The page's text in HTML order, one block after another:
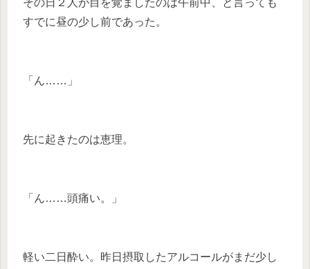
その日２人が目を覚ましたのは午前中、と言っても
すでに昼の少し前であった。
「ん……」
先に起きたのは恵理。
「ん……頭痛い。」
軽い二日酔い。昨日摂取したアルコールがまだ少し